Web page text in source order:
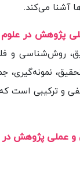
آشنا می‌کند.
پژوهش در علوم
روش‌شناسی و
نمونه‌گیری،
و ترکیبی است
عملی پژوهش در